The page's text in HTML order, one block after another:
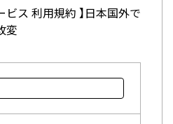
ビス 利用規約 】日本国外で
変